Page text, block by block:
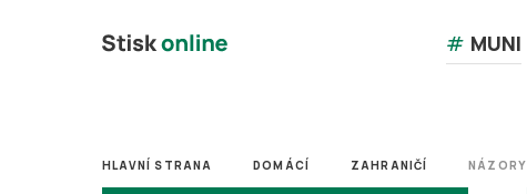
# MUNI
HLAVNÍ STRANA DOMÁCÍ ZAHRANIČÍ NÁZORY